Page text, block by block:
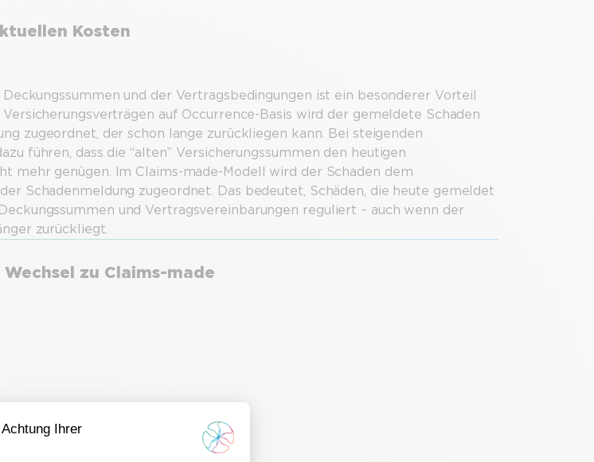
Kosten
und der Vertragsbedingungen ist ein besonderer Vorteil
auf Occurrence-Basis wird der gemeldete Schaden
zugeordnet, der schon lange zurückliegen kann. Bei steigenden
führen, dass die “alten” Versicherungssummen den heutigen
mehr genügen. Im Claims-made-Modell wird der Schaden dem
Schadenmeldung zugeordnet. Das bedeutet, Schäden, die heute gemeldet
und Vertragsvereinbarungen reguliert – auch wenn der
zurückliegt.
zu Claims-made